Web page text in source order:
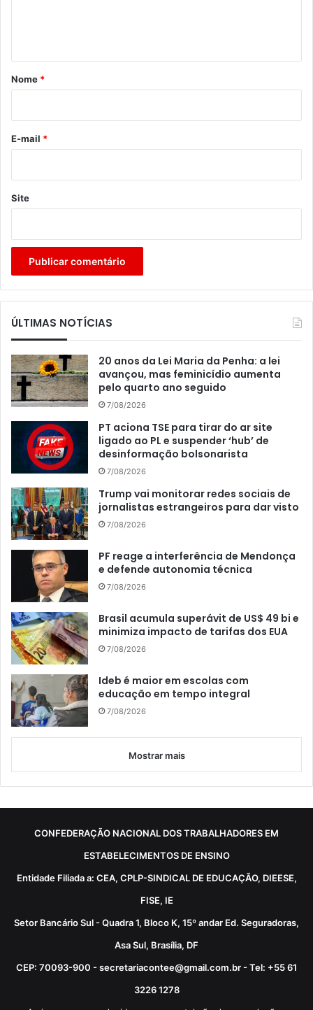
r
*
Nome *
E-mail *
Site
ÚLTIMAS NOTÍCIAS
20 anos da Lei Maria da Penha: a lei
avançou, mas feminicídio aumenta
pelo quarto ano seguido
7/08/2026
PT aciona TSE para tirar do ar site
ligado ao PL e suspender ‘hub’ de
desinformação bolsonarista
7/08/2026
Trump vai monitorar redes sociais de
jornalistas estrangeiros para dar visto
7/08/2026
PF reage a interferência de Mendonça
e defende autonomia técnica
7/08/2026
Brasil acumula superávit de US$ 49 bi e
minimiza impacto de tarifas dos EUA
7/08/2026
Ideb é maior em escolas com
educação em tempo integral
7/08/2026
Mostrar mais
CONFEDERAÇÃO NACIONAL DOS TRABALHADORES EM
ESTABELECIMENTOS DE ENSINO
Entidade Filiada a: CEA, CPLP-SINDICAL DE EDUCAÇÃO, DIEESE,
FISE, IE
Setor Bancário Sul - Quadra 1, Bloco K, 15º andar Ed. Seguradoras,
Asa Sul, Brasília, DF
CEP: 70093-900 - secretariacontee@gmail.com.br - Tel: +55 61
3226 1278